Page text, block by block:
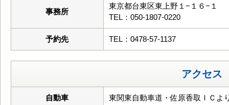
事務所
東京都台東区東上野１−１６−１
TEL：050-1807-0220
予約先 TEL：0478-57-1137
アクセス
自動車 東関東自動車道・佐原香取ＩＣよ